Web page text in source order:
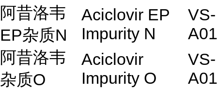
阿昔洛韦
EP杂质N
Aciclovir EP
Impurity N
VS-
阿昔洛韦
杂质O
Aciclovir
Impurity O
VS-